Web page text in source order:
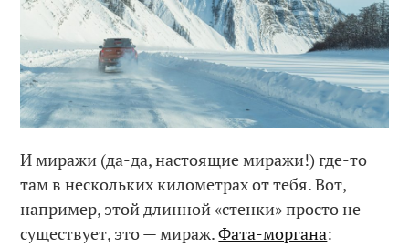
И миражи (да-да, настоящие миражи!) где-то
там в нескольких километрах от тебя. Вот,
например, этой длинной «стенки» просто не
существует, это — мираж.Фата-моргана: